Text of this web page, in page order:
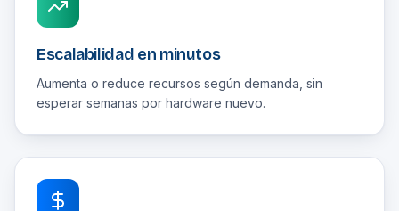
Escalabilidad en minutos
Aumenta o reduce recursos según demanda, sin
esperar semanas por hardware nuevo.